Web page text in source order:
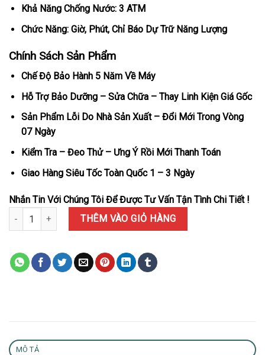
Khả Năng Chống Nước: 3 ATM
Chức Năng: Giờ, Phút, Chỉ Báo Dự Trữ Năng Lượng
Chính Sách Sản Phẩm
Chế Độ Bảo Hành 5 Năm Về Máy
Hỗ Trợ Bảo Dưỡng – Sửa Chữa – Thay Linh Kiện Giá Gốc
Sản Phẩm Lỗi Do Nhà Sản Xuất – Đổi Mới Trong Vòng
07 Ngày
Kiểm Tra – Đeo Thử – Ưng Ý Rồi Mới Thanh Toán
Giao Hàng Siêu Tốc Toàn Quốc 1 – 3 Ngày
Nhắn Tin Với Chúng Tôi Để Được Tư Vấn Tận Tình Chi Tiết !
Đồng Hồ Breguet Tradition 7057BB/G9/9W6 Manual Winding Dây
THÊM VÀO GIỎ HÀNG
MÔ TẢ